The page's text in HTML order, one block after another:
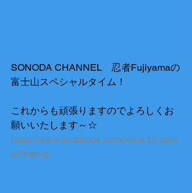
SONODA CHANNEL　忍者Fujiyamaの
富士山スペシャルタイム！
これからも頑張りますのでよろしくお
願いいたします～☆
https://www.facebook.com/ninja.fujiyam
a/?fref=ts